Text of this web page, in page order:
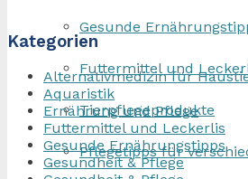
Gesunde
Futtermittel und
Tierpflegeprodukte
Pflegetipps für
Kategorien
Alternativmedizin für
Aquaristik
Ernährung und Pflege
Futtermittel und Leckerlis
Gesunde Ernährungstipps
Gesundheit & Pflege